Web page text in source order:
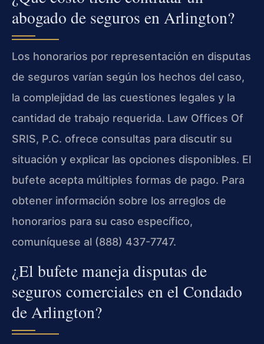
abogado de seguros en Arlington?
Los honorarios por representación en disputas
de seguros varían según los hechos del caso,
la complejidad de las cuestiones legales y la
cantidad de trabajo requerida. Law Offices Of
SRIS, P.C. ofrece consultas para discutir su
situación y explicar las opciones disponibles. El
bufete acepta múltiples formas de pago. Para
obtener información sobre los arreglos de
honorarios para su caso específico,
comuníquese al (888) 437-7747.
¿El bufete maneja disputas de
seguros comerciales en el Condado
de Arlington?